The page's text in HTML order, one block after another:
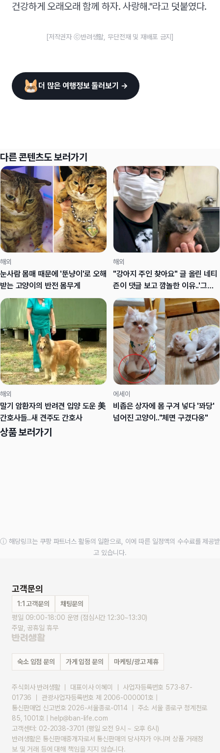
건강하게 오래오래 함께 하자. 사랑해."라고 덧붙였다.
[저작권자 ⓒ반려생활, 무단전재 및 재배포 금지]
더 많은 여행정보 둘러보기 →
다른 콘텐츠도 보러가기
해외
눈사람 몸매 때문에 '뚠냥이'로 오해
받는 고양이의 반전 몸무게
해외
"강아지 주인 찾아요" 글 올린 네티
즌이 댓글 보고 깜놀한 이유..'그거
여우인데?'
해외
말기 암환자의 반려견 입양 도운 美
간호사들..새 견주도 간호사
에세이
비좁은 상자에 몸 구겨 넣다 '꽈당'
넘어진 고양이.."체면 구겼다옹"
상품 보러가기
ⓘ 해당링크는 쿠팡 파트너스 활동의 일환으로, 이에 따른 일정액의 수수료를 제공받
고 있습니다.
고객문의
1:1 고객문의
채팅문의
평일 09:00-18:00 운영 (점심시간 12:30~13:30)
주말, 공휴일 휴무
숙소 입점 문의 가게 입점 문의 마케팅/광고 제휴
주식회사 반려생활 ｜ 대표이사 이혜미 ｜ 사업자등록번호 573-87-
01736 ｜ 관광사업자등록번호 제 2006-000001호 |
통신판매업 신고번호 2026-서울종로-0114 ｜ 주소 서울 종로구 청계천로
85, 1001호 | help@ban-life.com
고객센터: 02-2038-3701 (평일 오전 9시 ~ 오후 6시)
반려생활은 통신판매중개자로서 통신판매의 당사자가 아니며 상품 거래정
보 및 거래 등에 대해 책임을 지지 않습니다.